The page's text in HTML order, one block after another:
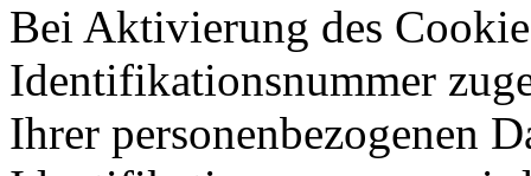
Bei Aktivierung des
Identifikationsnummer
Ihrer personenbezogenen